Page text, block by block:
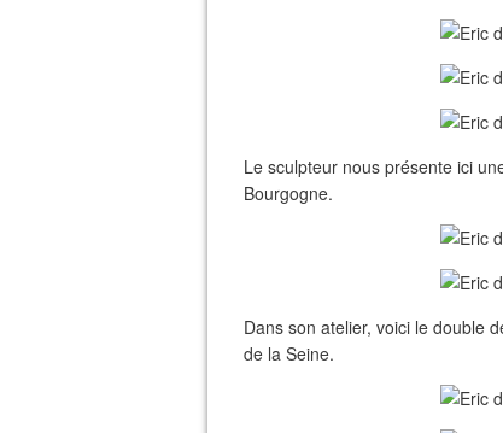
Le sculpteur nous présente ici
Bourgogne.
Dans son atelier, voici le double
de la Seine.